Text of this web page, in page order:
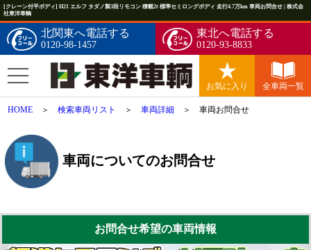
[クレーン付平ボディ] H21 エルフ タダノ製3段リモコン 積載2t 標準セミロングボディ 走行4.7万km 車両お問合せ | 株式会
社東洋車輌
北関東へ電話する
0120-98-1457
東北へ電話する
0120-93-8833
お気に入り 全車両一覧
HOME ＞検索車両リスト ＞車両詳細 ＞ 車両お問合せ
車両についてのお問合せ
お問合せ希望の車両情報